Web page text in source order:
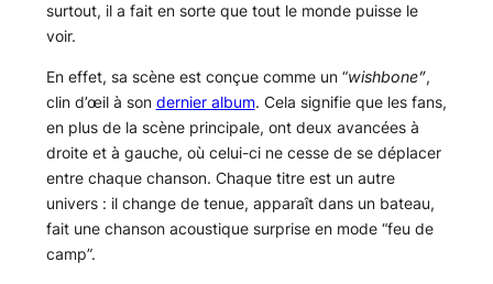
surtout, il a fait en sorte que tout le monde puisse le
voir.
En effet, sa scène est conçue comme un “wishbone”,
clin d’œil à son dernier album. Cela signifie que les fans,
en plus de la scène principale, ont deux avancées à
droite et à gauche, où celui-ci ne cesse de se déplacer
entre chaque chanson. Chaque titre est un autre
univers : il change de tenue, apparaît dans un bateau,
fait une chanson acoustique surprise en mode “feu de
camp”.